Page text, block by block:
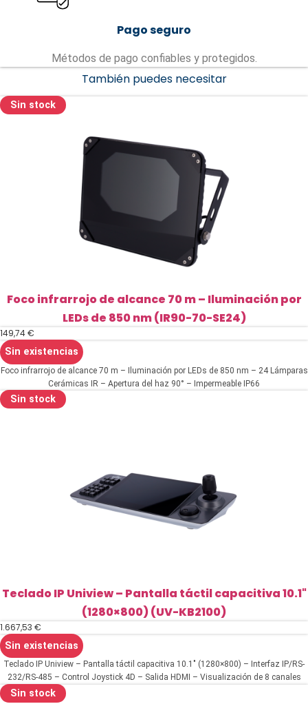
Pago seguro
Métodos de pago confiables y protegidos.
También puedes necesitar
Sin stock
Foco infrarrojo de alcance 70 m – Iluminación por
LEDs de 850 nm (IR90-70-SE24)
149,74€
Sin existencias
Foco infrarrojo de alcance 70 m – Iluminación por LEDs de 850 nm – 24 Lámparas
Cerámicas IR – Apertura del haz 90° – Impermeable IP66
Sin stock
Teclado IP Uniview – Pantalla táctil capacitiva 10.1"
(1280×800) (UV-KB2100)
1.667,53 €
Sin existencias
Teclado IP Uniview – Pantalla táctil capacitiva 10.1" (1280×800) – Interfaz IP/RS-
232/RS-485 – Control Joystick 4D – Salida HDMI – Visualización de 8 canales
Sin stock